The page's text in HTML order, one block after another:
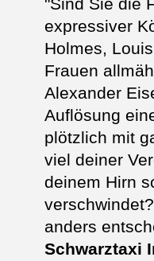
"Sind Sie die
expressiver
Holmes,
Frauen
Alexander
Auflösung
plötzlich mit
viel deiner
deinem Hirn
anders
Schwarztaxi